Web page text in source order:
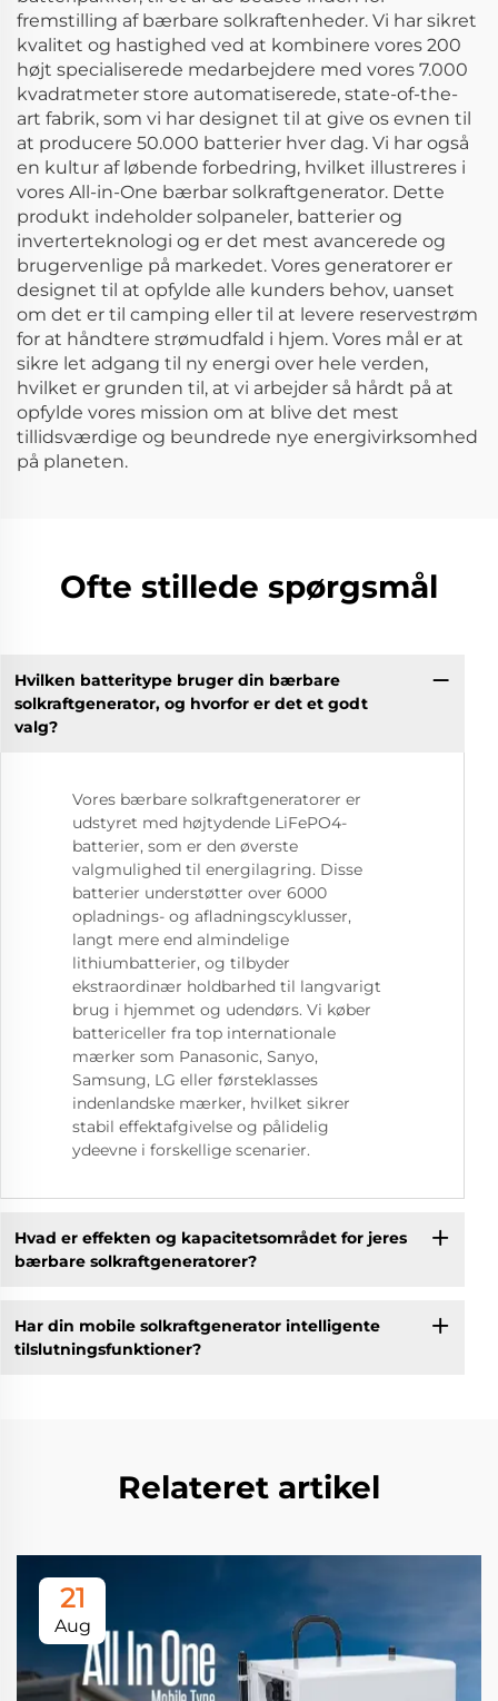
fremstilling af bærbare solkraftenheder. Vi har sikret
kvalitet og hastighed ved at kombinere vores 200
højt specialiserede medarbejdere med vores 7.000
kvadratmeter store automatiserede, state-of-the-
art fabrik, som vi har designet til at give os evnen til
at producere 50.000 batterier hver dag. Vi har også
en kultur af løbende forbedring, hvilket illustreres i
vores All-in-One bærbar solkraftgenerator. Dette
produkt indeholder solpaneler, batterier og
inverterteknologi og er det mest avancerede og
brugervenlige på markedet. Vores generatorer er
designet til at opfylde alle kunders behov, uanset
om det er til camping eller til at levere reservestrøm
for at håndtere strømudfald i hjem. Vores mål er at
sikre let adgang til ny energi over hele verden,
hvilket er grunden til, at vi arbejder så hårdt på at
opfylde vores mission om at blive det mest
tillidsværdige og beundrede nye energivirksomhed
på planeten.
Ofte stillede spørgsmål
Hvilken batteritype bruger din bærbare
solkraftgenerator, og hvorfor er det et godt
valg?
Vores bærbare solkraftgeneratorer er
udstyret med højtydende LiFePO4-
batterier, som er den øverste
valgmulighed til energilagring. Disse
batterier understøtter over 6000
opladnings- og afladningscyklusser,
langt mere end almindelige
lithiumbatterier, og tilbyder
ekstraordinær holdbarhed til langvarigt
brug i hjemmet og udendørs. Vi køber
battericeller fra top internationale
mærker som Panasonic, Sanyo,
Samsung, LG eller førsteklasses
indenlandske mærker, hvilket sikrer
stabil effektafgivelse og pålidelig
ydeevne i forskellige scenarier.
Hvad er effekten og kapacitetsområdet for jeres
bærbare solkraftgeneratorer?
Har din mobile solkraftgenerator intelligente
tilslutningsfunktioner?
Relateret artikel
21
Aug